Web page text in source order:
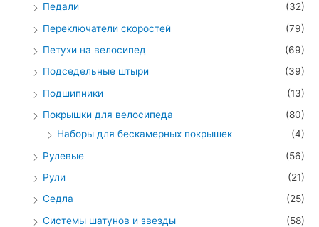
Педали
(32)
Переключатели скоростей
(79)
Петухи на велосипед
(69)
Подседельные штыри
(39)
Подшипники
(13)
Покрышки для велосипеда
(80)
Наборы для бескамерных покрышек
(4)
Рулевые
(56)
Рули
(21)
Седла
(25)
Системы шатунов и звезды
(58)